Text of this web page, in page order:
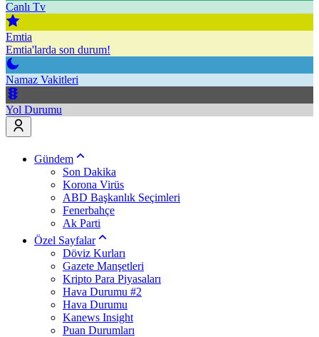
Canlı Tv
Emtia
Emtia'larda son durum!
Namaz Vakitleri
Yol Durumu
Gündem
Son Dakika
Korona Virüs
ABD Başkanlık Seçimleri
Fenerbahçe
Ak Parti
Özel Sayfalar
Döviz Kurları
Gazete Manşetleri
Kripto Para Piyasaları
Hava Durumu #2
Hava Durumu
Kanews Insight
Puan Durumları